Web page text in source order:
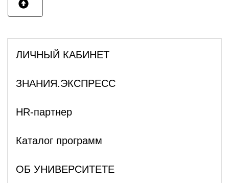
ЛИЧНЫЙ КАБИНЕТ
ЗНАНИЯ.ЭКСПРЕСС
HR-партнер
Каталог программ
ОБ УНИВЕРСИТЕТЕ